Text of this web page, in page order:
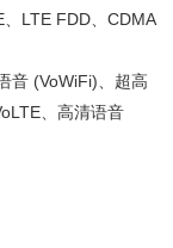
LTE FDD、CDMA
(VoWiFi)、超高
、高清语音